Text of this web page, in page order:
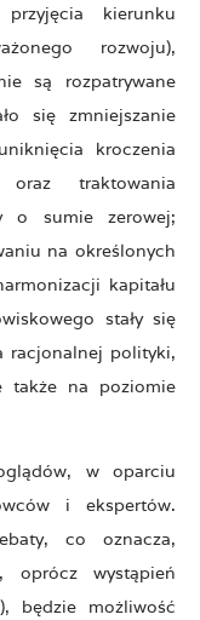
kierunku
rozwoju),
są rozpatrywane
się zmniejszanie
kroczenia
traktowania
o sumie zerowej;
na określonych
kapitału
stały się
racjonalnej polityki,
na poziomie
w oparciu
i ekspertów.
co oznacza,
oprócz wystąpień
będzie możliwość